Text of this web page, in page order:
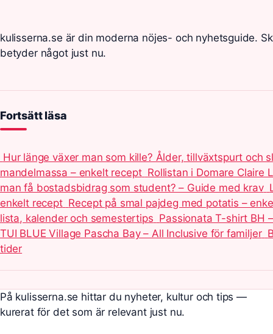
kulisserna.se är din moderna nöjes- och nyhetsguide.
betyder något just nu.
Fortsätt läsa
Hur länge växer man som kille? Ålder, tillväxtspurt och
mandelmassa – enkelt recept Rollistan i Domare Claire
man få bostadsbidrag som student? – Guide med krav
enkelt recept Recept på smal pajdeg med potatis –
lista, kalender och semestertips Passionata T-shirt BH
TUI BLUE Village Pascha Bay – All Inclusive för familjer
tider
På kulisserna.se hittar du nyheter, kultur och tips —
kurerat för det som är relevant just nu.